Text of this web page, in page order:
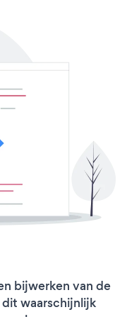
bijwerken van de
waarschijnlijk